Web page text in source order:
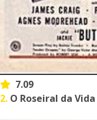
7.09
2. O Roseiral da Vida